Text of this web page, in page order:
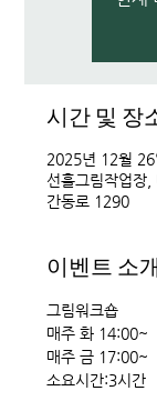
시간 및 장
2025년 12월
선흘그림작업장
간동로 1290
이벤트 소개
그림워크숍
매주 화 14:00~
매주 금 17:00~
소요시간:3시간